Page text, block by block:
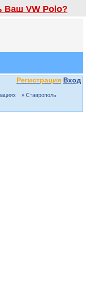
Ваш VW Polo?
Регистрация Вход
» Ставрополь